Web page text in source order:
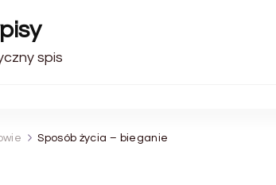
spis
Sposób życia – bieganie